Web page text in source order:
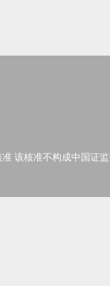
该核准不构成中国证